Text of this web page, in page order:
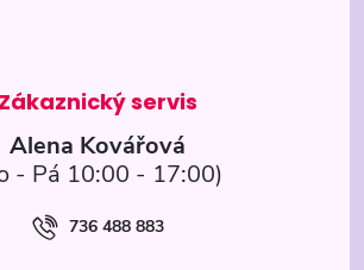
Alena Kovářová
736 488 883